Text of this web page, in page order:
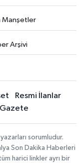
Manşetler
Arşivi
Resmi İlanlar
sorumludur.
Son Dakika Haberleri
harici linkler ayrı bir